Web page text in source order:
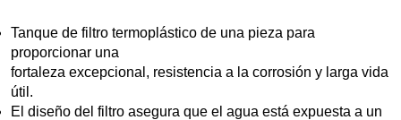
Tanque de filtro termoplástico de una pieza para
proporcionar una
fortaleza excepcional, resistencia a la corrosión y larga vida
útil.
El diseño del filtro asegura que el agua está expuesta a un